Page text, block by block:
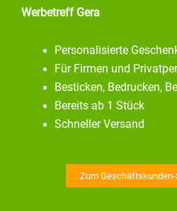
Werbetreff Gera
Personalisierte
Für Firmen und
Besticken, Bedrucken,
Bereits ab 1 Stück
Schneller Versand
Zum